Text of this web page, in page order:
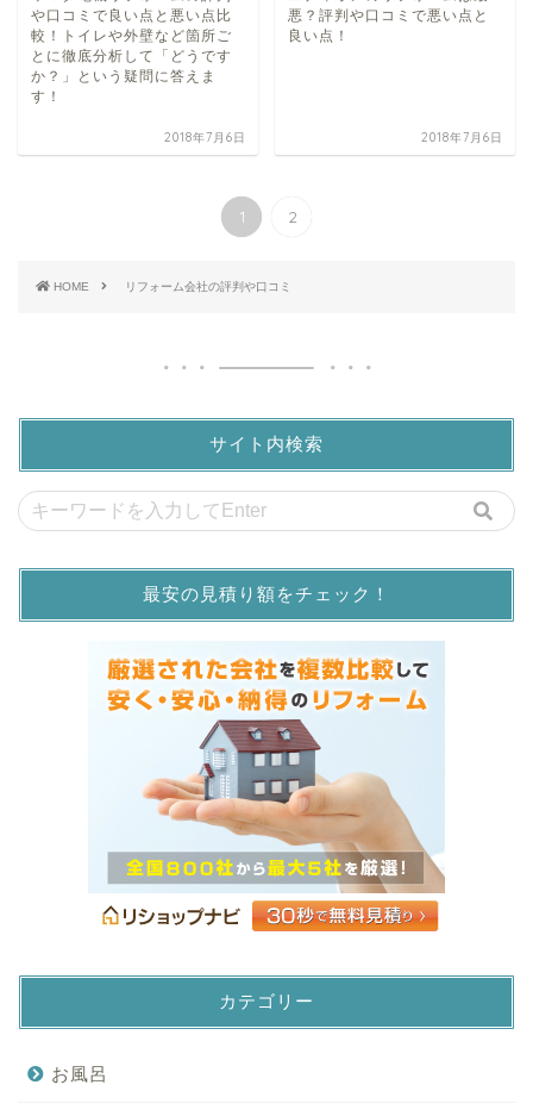
や口コミで良い点と悪い点比
較！トイレや外壁など箇所ご
とに徹底分析して「どうです
か？」という疑問に答えま
す！
2018年7月6日
悪？評判や口コミで悪い点と
良い点！
2018年7月6日
1 2
HOME リフォーム会社の評判や口コミ
サイト内検索
最安の見積り額をチェック！
カテゴリー
お風呂